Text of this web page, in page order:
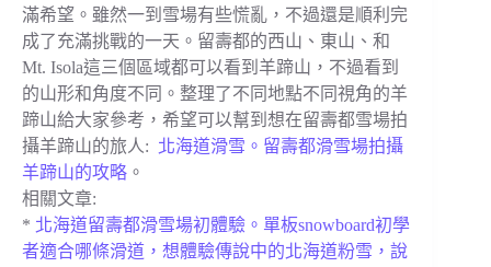
滿希望。雖然一到雪場有些慌亂，不過還是順利完
成了充滿挑戰的一天。留壽都的西山、東山、和
Mt. Isola這三個區域都可以看到羊蹄山，不過看到
的山形和角度不同。整理了不同地點不同視角的羊
蹄山給大家參考，希望可以幫到想在留壽都雪場拍
攝羊蹄山的旅人: 北海道滑雪。留壽都滑雪場拍攝
羊蹄山的攻略 。
相關文章:
* 北海道留壽都滑雪場初體驗。單板snowboard初學
者適合哪條滑道，想體驗傳說中的北海道粉雪，說